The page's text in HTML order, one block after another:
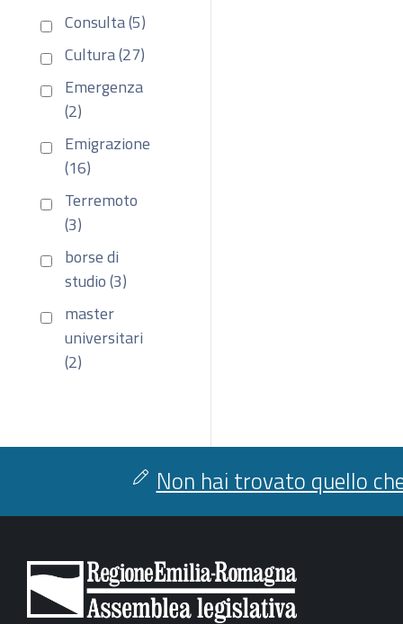
Consulta (5)
Cultura (27)
Emergenza
(2)
Emigrazione
(16)
Terremoto
(3)
borse di
studio (3)
master
universitari
(2)
Non hai trovato quello